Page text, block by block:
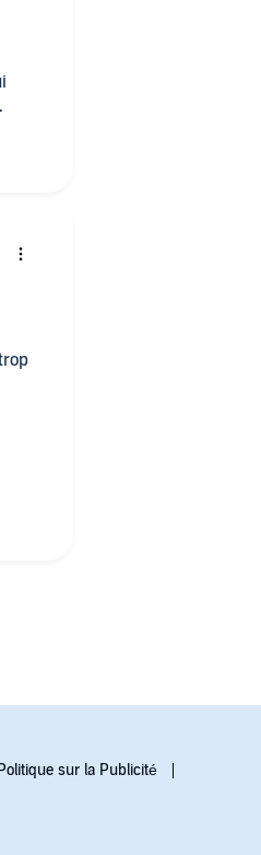
Politique sur la Publicité